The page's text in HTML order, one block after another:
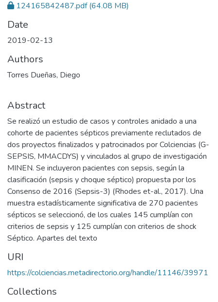
124165842487.pdf(64.08 MB)
Date
2019-02-13
Authors
Torres Dueñas, Diego
Abstract
Se realizó un estudio de casos y controles anidado a una
cohorte de pacientes sépticos previamente reclutados de
dos proyectos finalizados y patrocinados por Colciencias (G-
SEPSIS, MMACDYS) y vinculados al grupo de investigación
MINEN. Se incluyeron pacientes con sepsis, según la
clasificación (sepsis y choque séptico) propuesta por los
Consenso de 2016 (Sepsis-3) (Rhodes et-al., 2017). Una
muestra estadísticamente significativa de 270 pacientes
sépticos se seleccionó, de los cuales 145 cumplían con
criterios de sepsis y 125 cumplían con criterios de shock
Séptico. Apartes del texto
URI
https://colciencias.metadirectorio.org/handle/11146/39971
Collections